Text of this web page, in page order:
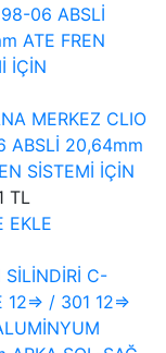
MERKEZ CLIO
ABSLİ 20,64mm
SİSTEMİ İÇİN
TL
EKLE